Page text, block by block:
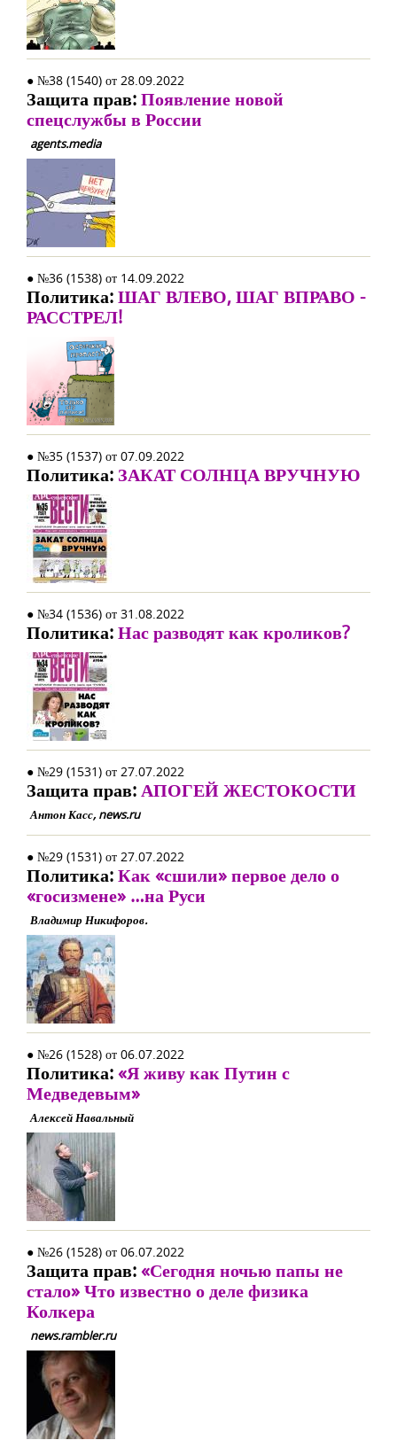
● №38 (1540) от 28.09.2022
Защита прав:Появление новой
спецслужбы в России
agents.media
● №36 (1538) от 14.09.2022
Политика:ШАГ ВЛЕВО, ШАГ ВПРАВО -
РАССТРЕЛ!
● №35 (1537) от 07.09.2022
Политика: ЗАКАТ СОЛНЦА ВРУЧНУЮ
● №34 (1536) от 31.08.2022
Политика:Нас разводят как кроликов?
● №29 (1531) от 27.07.2022
Защита прав:АПОГЕЙ ЖЕСТОКОСТИ
Антон Касс, news.ru
● №29 (1531) от 27.07.2022
Политика:Как «сшили» первое дело о
«госизмене» …на Руси
Владимир Никифоров.
● №26 (1528) от 06.07.2022
Политика:«Я живу как Путин с
Медведевым»
Алексей Навальный
● №26 (1528) от 06.07.2022
Защита прав:«Сегодня ночью папы не
стало» Что известно о деле физика
Колкера
news.rambler.ru